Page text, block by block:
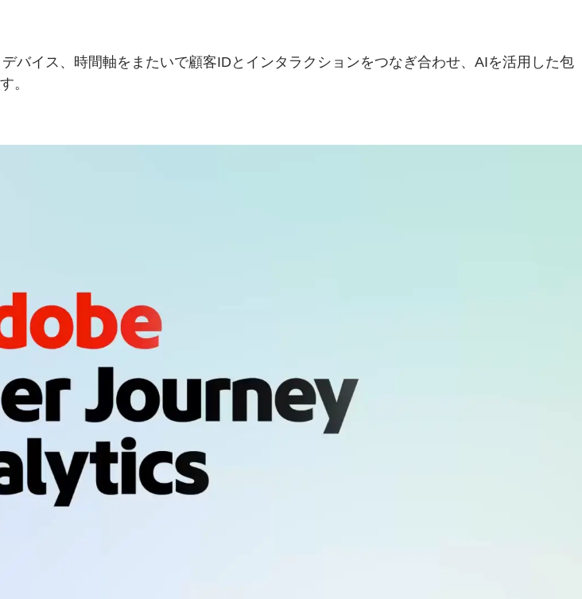
バイス、時間軸をまたいで顧客IDとインタラクションをつなぎ合わせ、AIを活用した包
。